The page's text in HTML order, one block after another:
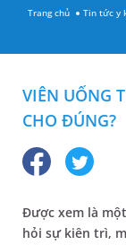
Trang chủ Tin tức y
VIÊN UỐNG
CHO ĐÚNG?
Được xem là
hỏi sự kiên trì,